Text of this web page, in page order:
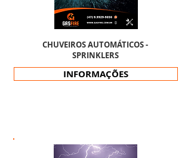
CHUVEIROS AUTOMÁTICOS -
SPRINKLERS
INFORMAÇÕES